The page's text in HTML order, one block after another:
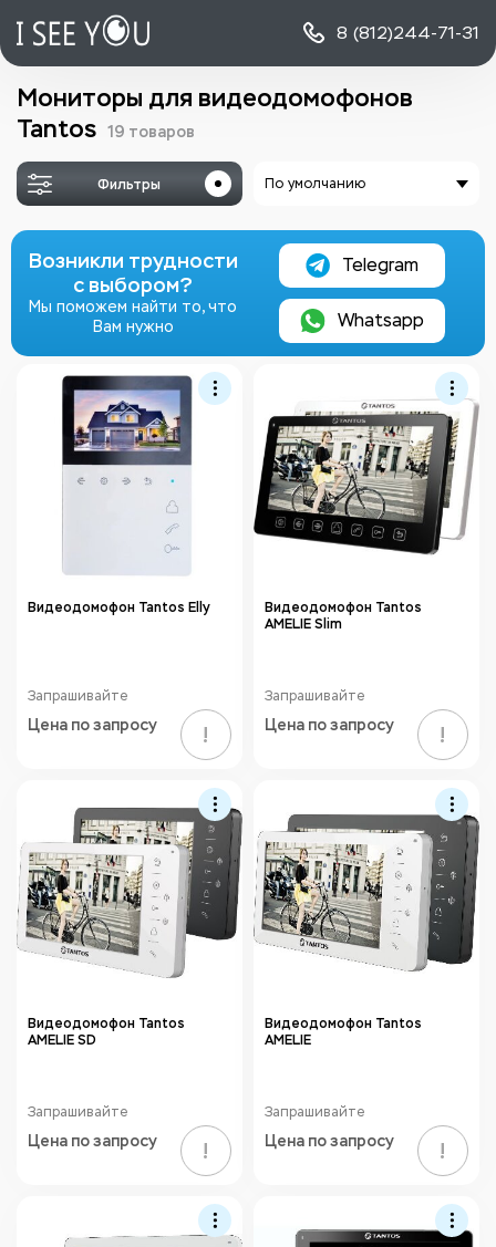
8 (812)244-71-31
Мониторы для видеодомофонов
Tantos 19 товаров
Фильтры По умолчанию
Возникли трудности
с выбором?
Мы поможем найти то, что
Вам нужно
Telegram
Whatsapp
Видеодомофон Tantos Elly
Запрашивайте
Цена по запросу !
Видеодомофон Tantos
AMELIE Slim
Запрашивайте
Цена по запросу !
Видеодомофон Tantos
AMELIE SD
Запрашивайте
Цена по запросу !
Видеодомофон Tantos
AMELIE
Запрашивайте
Цена по запросу !